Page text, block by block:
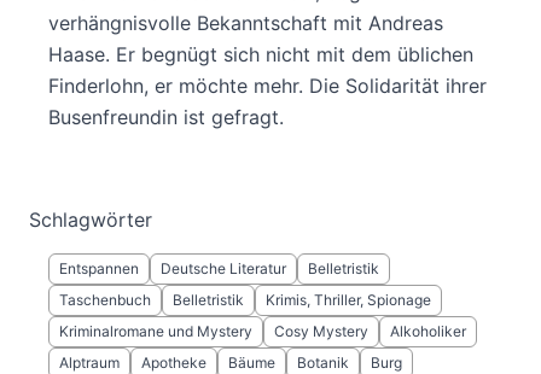
verhängnisvolle Bekanntschaft mit Andreas
Haase. Er begnügt sich nicht mit dem üblichen
Finderlohn, er möchte mehr. Die Solidarität ihrer
Busenfreundin ist gefragt.
Schlagwörter
Entspannen Deutsche Literatur
Belletristik
Taschenbuch
Belletristik
Krimis, Thriller, Spionage
Kriminalromane und Mystery
Cosy Mystery
Alkoholiker
Alptraum
Apotheke Bäume Botanik
Burg